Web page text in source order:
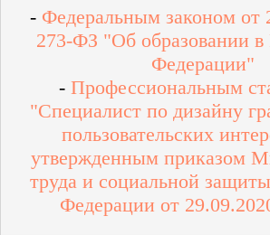
- Федеральным законом от
273-ФЗ "Об образовании в
Федерации"
- Профессиональным
"Специалист по дизайну
пользовательских
утвержденным приказом
труда и социальной
Федерации от